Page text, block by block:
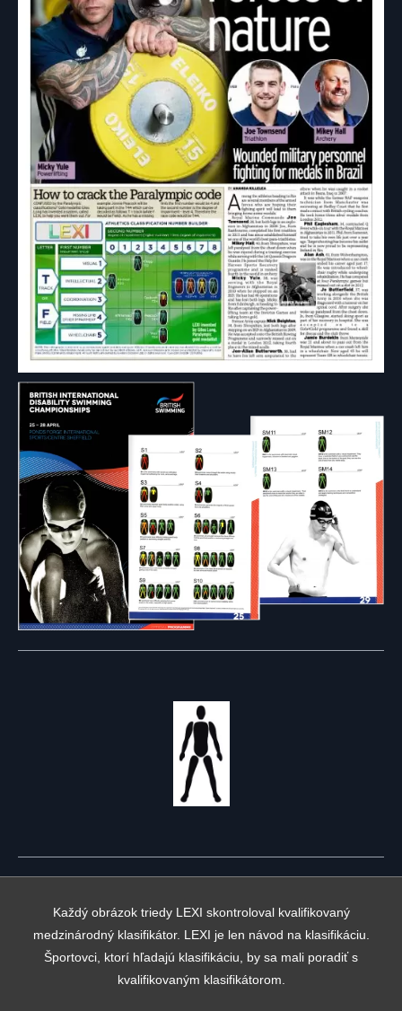
Každý obrázok triedy LEXI skontroloval kvalifikovaný
medzinárodný klasifikátor. LEXI je len návod na klasifikáciu.
Športovci, ktorí hľadajú klasifikáciu, by sa mali poradiť s
kvalifikovaným klasifikátorom.